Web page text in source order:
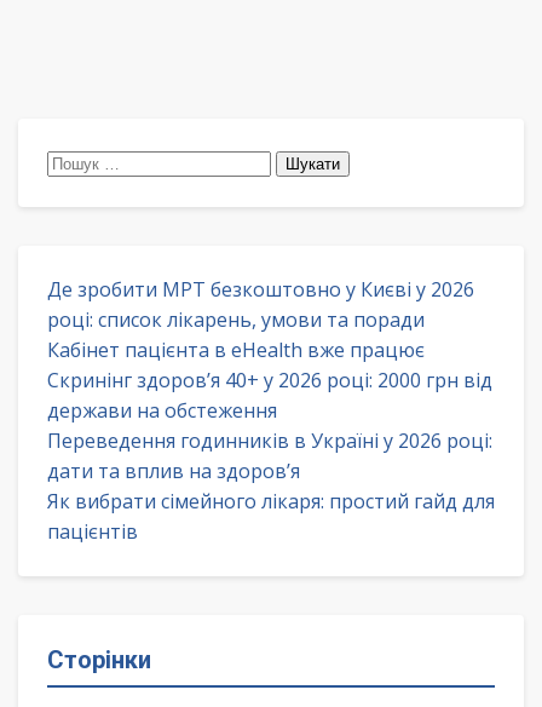
Пошук:
Де зробити МРТ безкоштовно у Києві у 2026
році: список лікарень, умови та поради
Кабінет пацієнта в eHealth вже працює
Скринінг здоров’я 40+ у 2026 році: 2000 грн від
держави на обстеження
Переведення годинників в Україні у 2026 році:
дати та вплив на здоров’я
Як вибрати сімейного лікаря: простий гайд для
пацієнтів
Сторінки